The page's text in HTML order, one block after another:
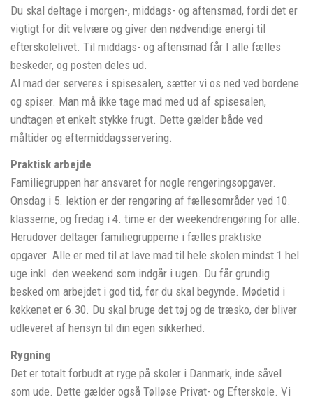
Du skal deltage i morgen-, middags- og aftensmad, fordi det er
vigtigt for dit velvære og giver den nødvendige energi til
efterskolelivet. Til middags- og aftensmad får I alle fælles
beskeder, og posten deles ud.
Al mad der serveres i spisesalen, sætter vi os ned ved bordene
og spiser. Man må ikke tage mad med ud af spisesalen,
undtagen et enkelt stykke frugt. Dette gælder både ved
måltider og eftermiddagsservering.
Praktisk arbejde
Familiegruppen har ansvaret for nogle rengøringsopgaver.
Onsdag i 5. lektion er der rengøring af fællesområder ved 10.
klasserne, og fredag i 4. time er der weekendrengøring for alle.
Herudover deltager familiegrupperne i fælles praktiske
opgaver. Alle er med til at lave mad til hele skolen mindst 1 hel
uge inkl. den weekend som indgår i ugen. Du får grundig
besked om arbejdet i god tid, før du skal begynde. Mødetid i
køkkenet er 6.30. Du skal bruge det tøj og de træsko, der bliver
udleveret af hensyn til din egen sikkerhed.
Rygning
Det er totalt forbudt at ryge på skoler i Danmark, inde såvel
som ude. Dette gælder også Tølløse Privat- og Efterskole. Vi